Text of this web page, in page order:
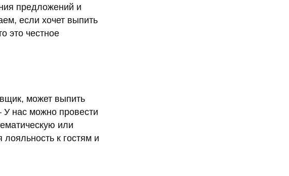
предложений и
если хочет выпить
это честное
может выпить
нас можно провести
или
к гостям и